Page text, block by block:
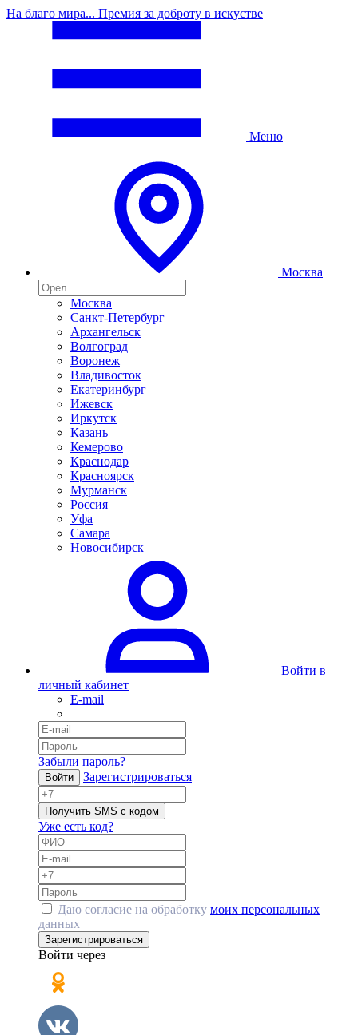
На благо мира... Премия за доброту в искустве
Меню
Москва
Москва
Санкт-Петербург
Архангельск
Волгоград
Воронеж
Владивосток
Екатеринбург
Ижевск
Иркутск
Казань
Кемерово
Краснодар
Красноярск
Мурманск
Россия
Уфа
Самара
Новосибирск
Войти в
личный кабинет
E-mail
Забыли пароль?
Войти Зарегистрироваться
Получить SMS с кодом
Уже есть код?
Даю согласие на обработку моих персональных
данных
Зарегистрироваться
Войти через